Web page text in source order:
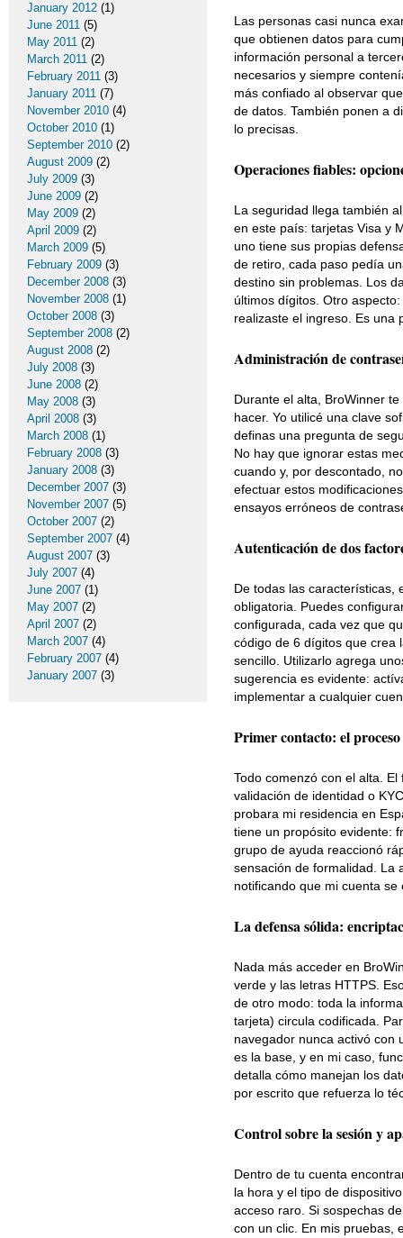
Las personas casi nunca
que obtienen datos para
información personal a
necesarios y siempre
más confiado al observar
de datos. También ponen a
lo precisas.
Operaciones fiables:
La seguridad llega también
en este país: tarjetas Visa y
uno tiene sus propias
de retiro, cada paso pedía
destino sin problemas. Los
últimos dígitos. Otro
realizaste el ingreso. Es una
Administración de
Durante el alta, BroWinner
hacer. Yo utilicé una clave
definas una pregunta de
No hay que ignorar estas
cuando y, por descontado,
efectuar estos
ensayos erróneos de
Autenticación de dos
De todas las características,
obligatoria. Puedes
configurada, cada vez que
código de 6 dígitos que crea
sencillo. Utilizarlo agrega
sugerencia es evidente:
implementar a cualquier
Primer contacto: el
Todo comenzó con el alta.
validación de identidad o
probara mi residencia en
tiene un propósito evidente:
grupo de ayuda reaccionó
sensación de formalidad. La
notificando que mi cuenta
La defensa sólida:
Nada más acceder en
verde y las letras HTTPS.
de otro modo: toda la
tarjeta) circula codificada.
navegador nunca activó con
es la base, y en mi caso,
detalla cómo manejan los
por escrito que refuerza lo
Control sobre la sesión y
Dentro de tu cuenta
la hora y el tipo de
acceso raro. Si sospechas
con un clic. En mis pruebas,
January 2012 (1)
June 2011 (5)
May 2011 (2)
March 2011 (2)
February 2011 (3)
January 2011 (7)
November 2010 (4)
October 2010 (1)
September 2010 (2)
August 2009 (2)
July 2009 (3)
June 2009 (2)
May 2009 (2)
April 2009 (2)
March 2009 (5)
February 2009 (3)
December 2008 (3)
November 2008 (1)
October 2008 (3)
September 2008 (2)
August 2008 (2)
July 2008 (3)
June 2008 (2)
May 2008 (3)
April 2008 (3)
March 2008 (1)
February 2008 (3)
January 2008 (3)
December 2007 (3)
November 2007 (5)
October 2007 (2)
September 2007 (4)
August 2007 (3)
July 2007 (4)
June 2007 (1)
May 2007 (2)
April 2007 (2)
March 2007 (4)
February 2007 (4)
January 2007 (3)